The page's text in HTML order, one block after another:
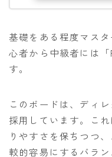
基礎をある程度マス
心者から中級者には
す。
このボードは、ディ
採用しています。こ
りやすさを保ちつつ
較的容易にするバラ